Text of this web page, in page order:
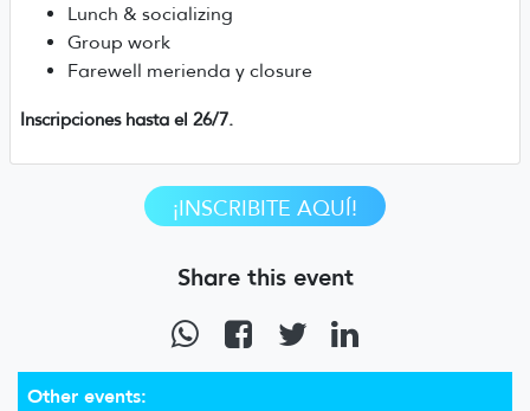
Other events:
Lunch & socializing
Group work
Farewell merienda y closure
Inscripciones hasta el 26/7.
¡INSCRIBITE AQUÍ!
Share this event